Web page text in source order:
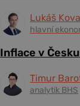
Lukáš
hlavní
Inflace v
Timur
analytik BHS